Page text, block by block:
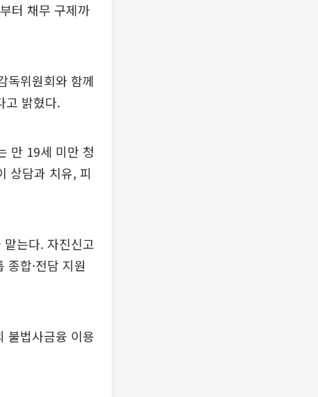
터 채무 구제까
독위원회와 함께
고 밝혔다.
만 19세 미만 청
상담과 치유, 피
는다. 자진신고
합·전담 지원
불법사금융 이용